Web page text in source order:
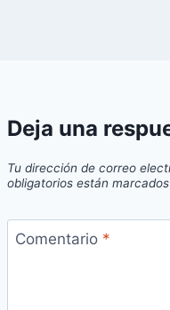
Deja una
Tu dirección de correo
obligatorios están
Comentario *